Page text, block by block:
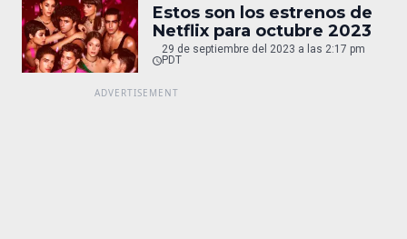
Estos son los estrenos de
Netflix para octubre 2023
29 de septiembre del 2023 a las 2:17 pm
PDT